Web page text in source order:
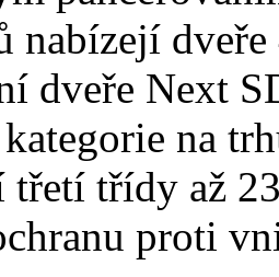
nabízejí
dveře Next
na
třetí třídy až
proti